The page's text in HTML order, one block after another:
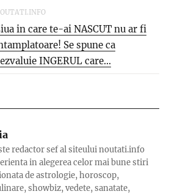
in care te-ai NASCUT nu ar fi
Se spune ca
INGERUL care...
redactor sef al siteului noutati.info
in alegerea celor mai bune stiri
de astrologie, horoscop,
showbiz, vedete, sanatate,